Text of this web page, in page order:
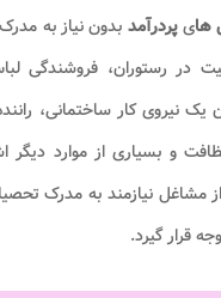
هایپردرآمد بدون نیاز به
در رستوران، فروشندگی
یک نیروی کار ساختمانی،
و بسیاری از موارد دیگر
مشاغل نیازمند به مدرک
قرار گیرد.